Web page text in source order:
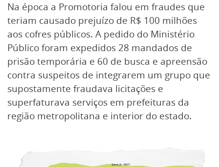
Na época a Promotoria falou em fraudes que
teriam causado prejuízo de R$ 100 milhões
aos cofres públicos. A pedido do Ministério
Público foram expedidos 28 mandados de
prisão temporária e 60 de busca e apreensão
contra suspeitos de integrarem um grupo que
supostamente fraudava licitações e
superfaturava serviços em prefeituras da
região metropolitana e interior do estado.